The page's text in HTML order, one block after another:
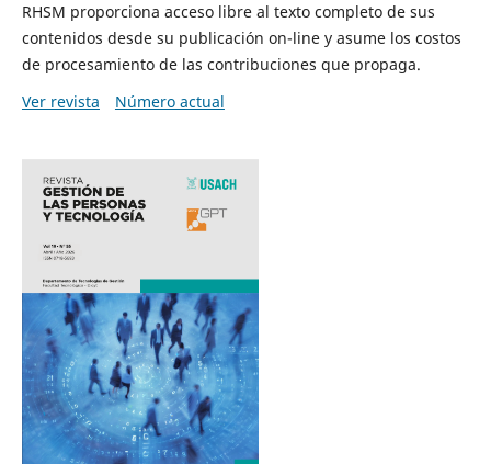
RHSM proporciona acceso libre al texto completo de sus
contenidos desde su publicación on-line y asume los costos
de procesamiento de las contribuciones que propaga.
Ver revista
Número actual